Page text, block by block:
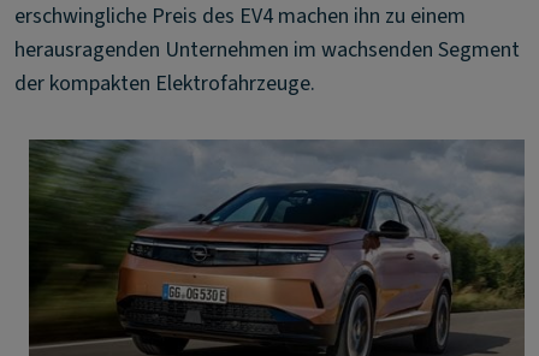
erschwingliche Preis des EV4 machen ihn zu einem
herausragenden Unternehmen im wachsenden Segment
der kompakten Elektrofahrzeuge.